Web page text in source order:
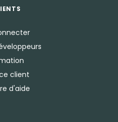
client
d'aide